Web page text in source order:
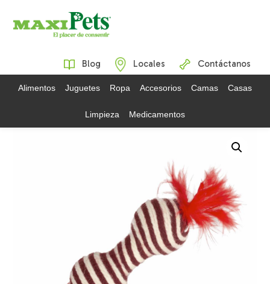
Blog Locales Contáctanos
Alimentos Juguetes Ropa Accesorios Camas Casas
Limpieza Medicamentos